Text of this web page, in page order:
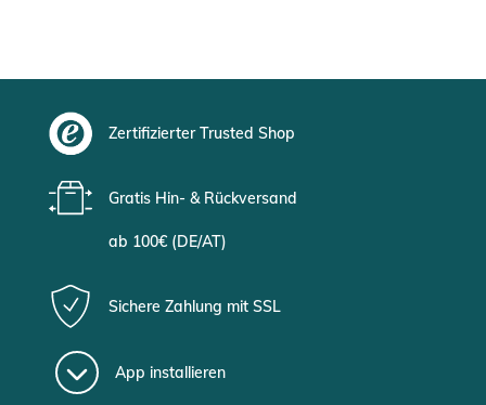
Zertifizierter Trusted Shop
Gratis Hin- & Rückversand
ab 100€ (DE/AT)
Sichere Zahlung mit SSL
App installieren